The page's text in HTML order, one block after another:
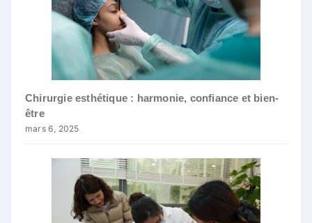
Chirurgie esthétique : harmonie, confiance et bien-
être
mars 6, 2025